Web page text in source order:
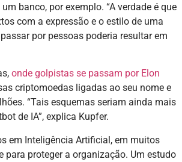
banco, por exemplo. “A verdade é que
com a expressão e o estilo de uma
por pessoas poderia resultar em
onde golpistas se passam por Elon
criptomoedas ligadas ao seu nome e
“Tais esquemas seriam ainda mais
de IA”, explica Kupfer.
em Inteligência Artificial, em muitos
para proteger a organização. Um estudo